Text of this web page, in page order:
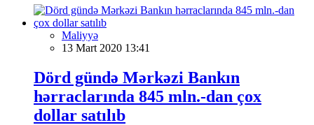
Maliyyə
13 Mart 2020 13:41
Dörd gündə Mərkəzi Bankın
hərraclarında 845 mln.-dan çox
dollar satılıb